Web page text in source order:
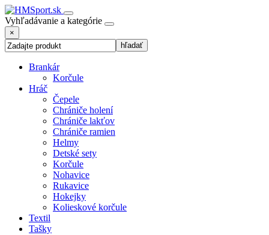
Vyhľadávanie a kategórie
×
Brankár
Korčule
Hráč
Čepele
Chrániče holení
Chrániče lakťov
Chrániče ramien
Helmy
Detské sety
Korčule
Nohavice
Rukavice
Hokejky
Kolieskové korčule
Textil
Tašky